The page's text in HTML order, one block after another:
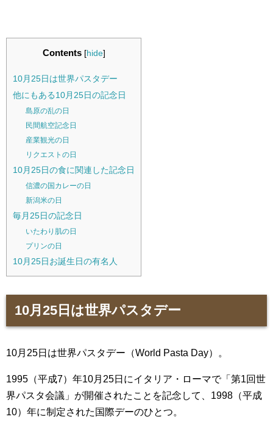
Contents [hide]
10月25日は世界パスタデー
他にもある10月25日の記念日
島原の乱の日
民間航空記念日
産業観光の日
リクエストの日
10月25日の食に関連した記念日
信濃の国カレーの日
新潟米の日
毎月25日の記念日
いたわり肌の日
プリンの日
10月25日お誕生日の有名人
10月25日は世界パスタデー
10月25日は世界パスタデー（World Pasta Day）。
1995（平成7）年10月25日にイタリア・ローマで「第1回世
界パスタ会議」が開催されたことを記念して、1998（平成
10）年に制定された国際デーのひとつ。